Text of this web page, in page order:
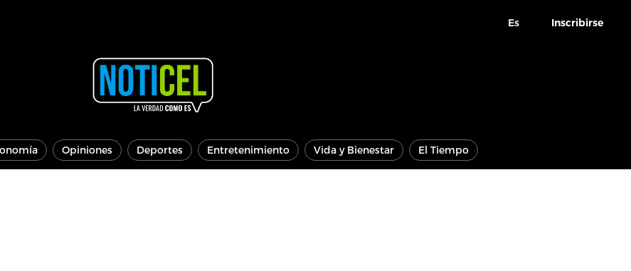
Es Inscribirse
Opiniones Deportes Entretenimiento Vida y Bienestar El Tiempo